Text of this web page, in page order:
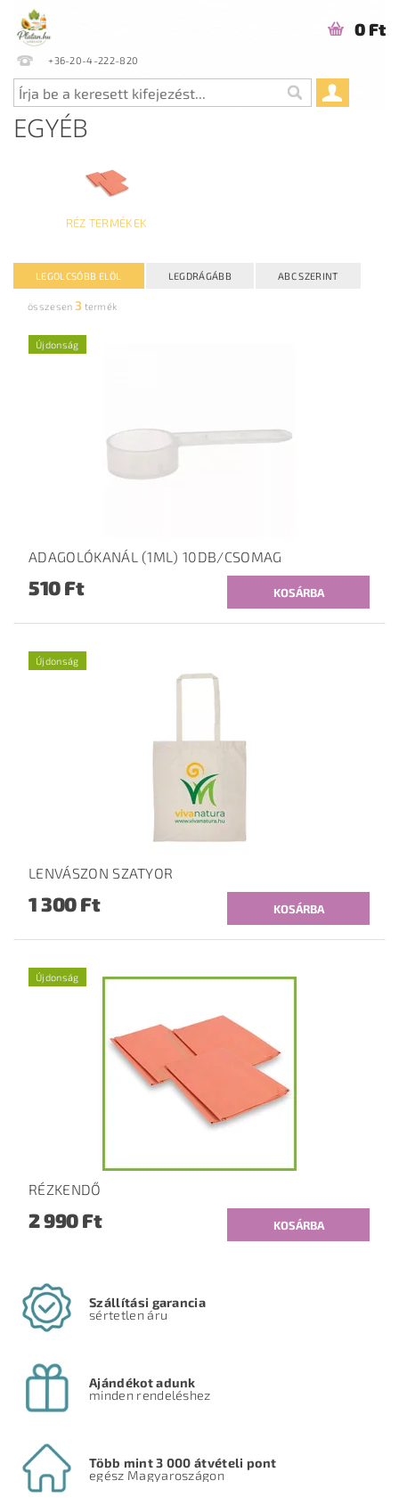
+36-20-4-222-820
0 Ft
EGYÉB
RÉZ TERMÉKEK
LEGOLCSÓBB ELÖL LEGDRÁGÁBB ABC SZERINT
összesen 3 termék
Újdonság
ADAGOLÓKANÁL (1ML) 10DB/CSOMAG
510 Ft
Újdonság
LENVÁSZON SZATYOR
1 300 Ft
Újdonság
RÉZKENDŐ
2 990 Ft
Szállítási garancia
sértetlen áru
Ajándékot adunk
minden rendeléshez
Több mint 3 000 átvételi pont
egész Magyaroszágon